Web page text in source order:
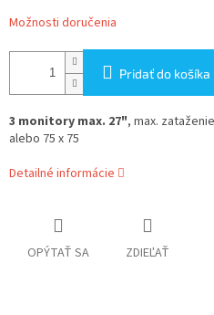
Možnosti doručenia
Pridať do košíka
3 monitory max. 27", max.
alebo 75 x 75
Detailné informácie
OPÝTAŤ SA ZDIEĽAŤ